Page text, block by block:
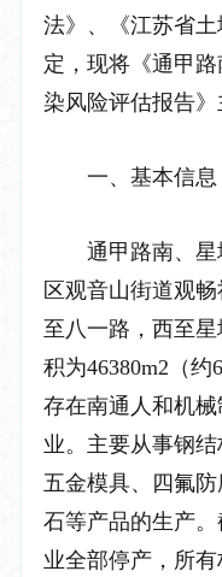
法》、《江苏省
定，现将《通甲
染风险评估报告》
一、基本信息
通甲路南、星
区观音山街道观
至八一路，西至
积为46380m2 （约
存在南通人和机
业。主要从事钢结
五金模具、四氟
石等产品的生产。
业全部停产，所